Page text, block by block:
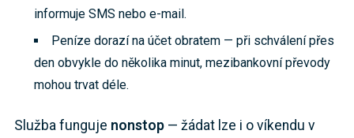
informuje SMS nebo e-mail.
Peníze dorazí na účet obratem — při schválení přes
den obvykle do několika minut, mezibankovní převody
mohou trvat déle.
Služba funguje nonstop— žádat lze i o víkendu v